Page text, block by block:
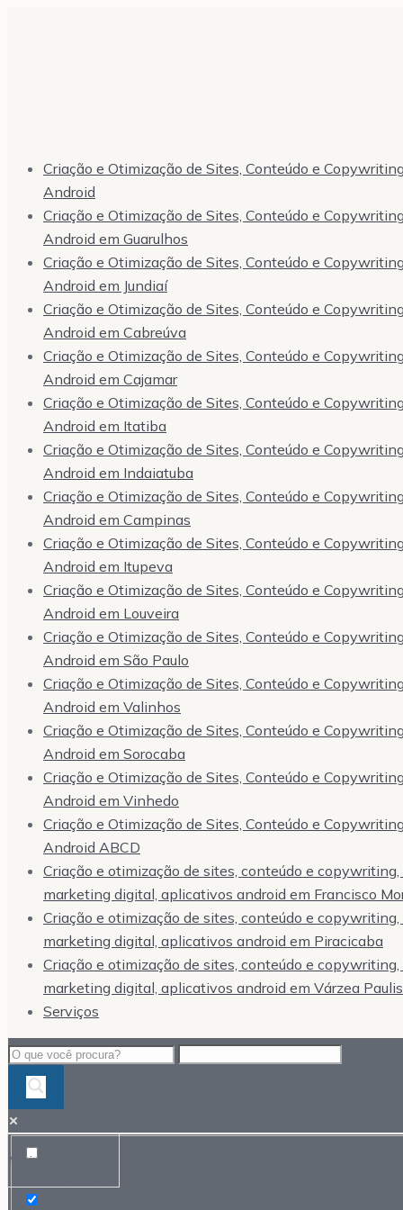
Criação e Otimização de Sites, Conteúdo e
Android
Criação e Otimização de Sites, Conteúdo e
Android em Guarulhos
Criação e Otimização de Sites, Conteúdo e
Android em Jundiaí
Criação e Otimização de Sites, Conteúdo e
Android em Cabreúva
Criação e Otimização de Sites, Conteúdo e
Android em Cajamar
Criação e Otimização de Sites, Conteúdo e
Android em Itatiba
Criação e Otimização de Sites, Conteúdo e
Android em Indaiatuba
Criação e Otimização de Sites, Conteúdo e
Android em Campinas
Criação e Otimização de Sites, Conteúdo e
Android em Itupeva
Criação e Otimização de Sites, Conteúdo e
Android em Louveira
Criação e Otimização de Sites, Conteúdo e
Android em São Paulo
Criação e Otimização de Sites, Conteúdo e
Android em Valinhos
Criação e Otimização de Sites, Conteúdo e
Android em Sorocaba
Criação e Otimização de Sites, Conteúdo e
Android em Vinhedo
Criação e Otimização de Sites, Conteúdo e
Android ABCD
Criação e otimização de sites, conteúdo e
marketing digital, aplicativos android em Francisco
Criação e otimização de sites, conteúdo e
marketing digital, aplicativos android em Piracicaba
Criação e otimização de sites, conteúdo e
marketing digital, aplicativos android em Várzea
Serviços
Mais resultados...